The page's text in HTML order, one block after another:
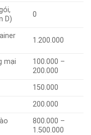
D)
0
1.200.000
mại
100.000 –
200.000
150.000
200.000
800.000 –
1.500.000